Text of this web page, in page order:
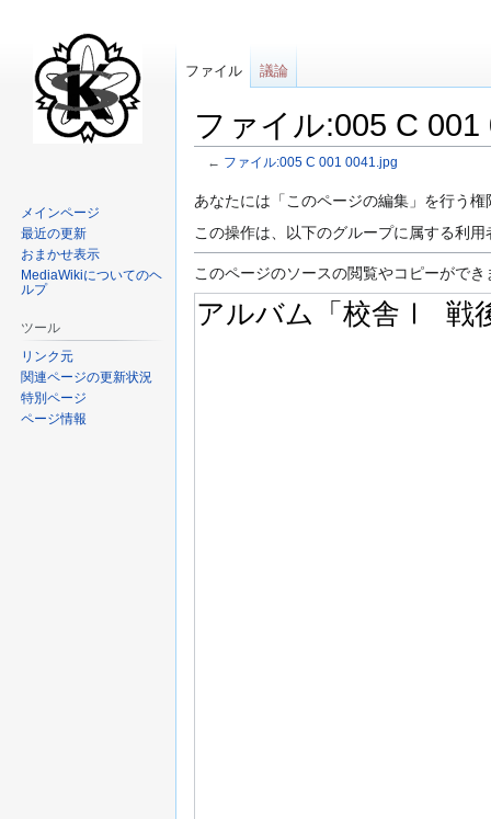
ファイル:005 C
← ファイル:005 C 001 0041.jpg
ナ
ー
シ
ョ
検
移
動
あなたには「このページの編集」を行う
この操作は、以下のグループに属する利
このページのソースの閲覧やコピーができ
ファイル 議論
メインページ
最近の更新
おまかせ表示
MediaWikiについてのヘ
ルプ
ツール
リンク元
関連ページの更新状況
特別ページ
ページ情報